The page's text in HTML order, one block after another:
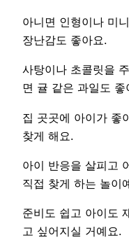
아니면 인형이나 미
장난감도 좋아요.
사탕이나 초콜릿을
면 귤 같은 과일도 좋
집 곳곳에 아이가 좋
찾게 해요.
아이 반응을 살피고
직접 찾게 하는 놀이
준비도 쉽고 아이도
고 싶어지실 거예요.